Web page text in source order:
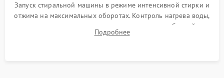
Запуск стиральной машины в режиме интенсивной стирки и
отжима на максимальных оборотах. Контроль нагрева воды,
корректности слива, отсутствия излишних вибраций,
посторонних стуков и протечек под корпусом.
Подробнее